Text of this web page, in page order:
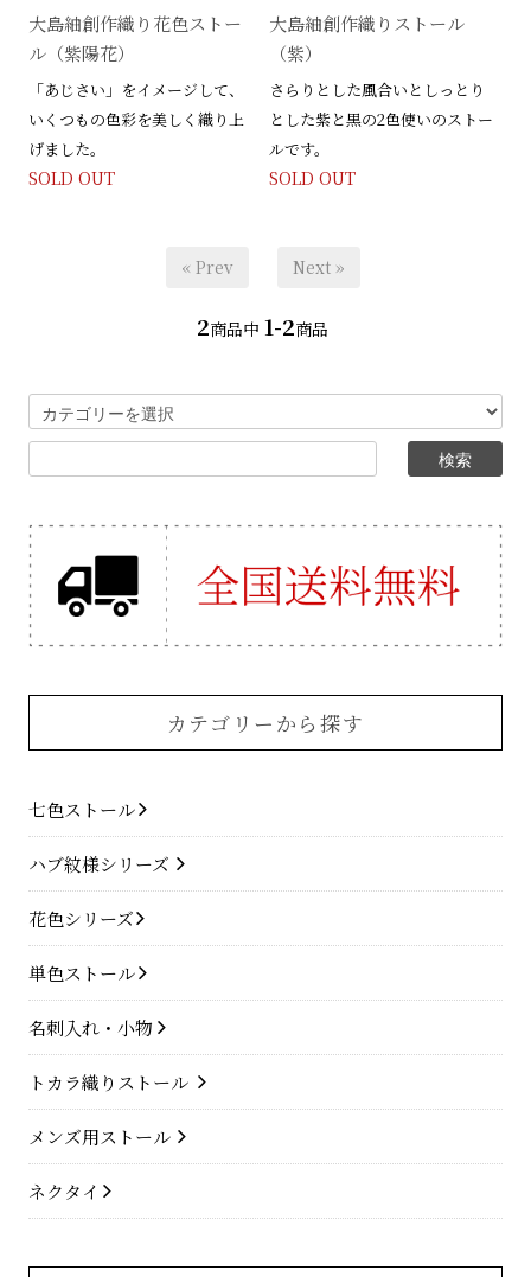
大島紬創作織り花色ストー
ル（紫陽花）
「あじさい」をイメージして、
いくつもの色彩を美しく織り上
げました。
SOLD OUT
大島紬創作織りストール
（紫）
さらりとした風合いとしっとり
とした紫と黒の2色使いのストー
ルです。
SOLD OUT
« Prev Next »
2商品中 1-2商品
カテゴリーから探す
七色ストール
ハブ紋様シリーズ
花色シリーズ
単色ストール
名刺入れ・小物
トカラ織りストール
メンズ用ストール
ネクタイ